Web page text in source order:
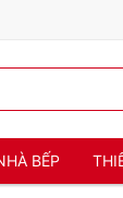
BẾP